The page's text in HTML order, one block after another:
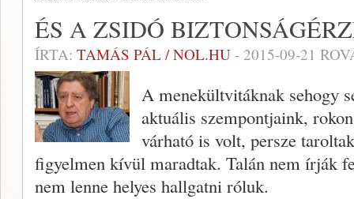
ÉS A ZSIDÓ
ÍRTA: TAMÁS PÁL / NOL.HU - 2015-09-21
A menekültvitáknak sehogy
aktuális szempontjaink,
várható is volt, persze
figyelmen kívül maradtak. Talán nem írják
nem lenne helyes hallgatni róluk.